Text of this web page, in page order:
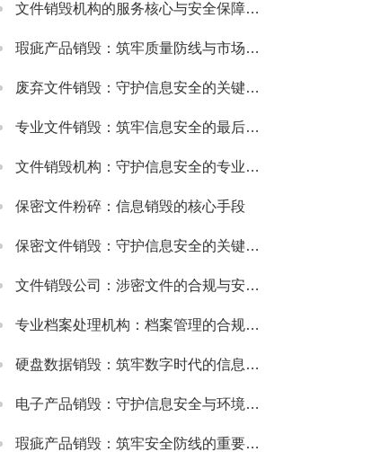
文件销毁机构的服务核心与安全保障体系
瑕疵产品销毁：筑牢质量防线与市场规范的重要举措
废弃文件销毁：守护信息安全的关键环节
专业文件销毁：筑牢信息安全的最后防线
文件销毁机构：守护信息安全的专业屏障
保密文件粉碎：信息销毁的核心手段
保密文件销毁：守护信息安全的关键环节
文件销毁公司：涉密文件的合规与安全销毁服务
专业档案处理机构：档案管理的合规与高效解决方案
硬盘数据销毁：筑牢数字时代的信息安全防线
电子产品销毁：守护信息安全与环境健康的重要环节
瑕疵产品销毁：筑牢安全防线的重要举措